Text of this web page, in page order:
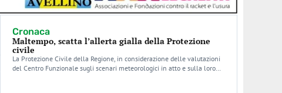
Cronaca
Maltempo, scatta l’allerta gialla della Protezione
civile
La Protezione Civile della Regione, in considerazione delle valutazioni
del Centro Funzionale sugli scenari meteorologici in atto e sulla loro…